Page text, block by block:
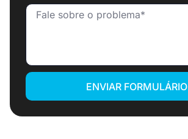
ENVIAR FORMULÁRIO